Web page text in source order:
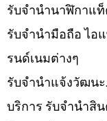
รับจำนำนาฬิกาแ
รับจำนำมือถือ ไอ
รนด์เนมต่างๆ
รับจํานําแจ้งวัฒน
บริการ รับจำนำสิ